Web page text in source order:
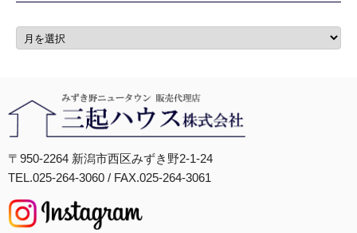
〒950-2264 新潟市西区みずき野2-1-24
TEL.025-264-3060 / FAX.025-264-3061